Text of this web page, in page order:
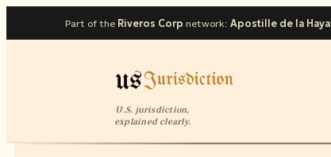
Part of the Riveros Corp network: Apostille de la Haya
U.S. jurisdiction,
explained clearly.